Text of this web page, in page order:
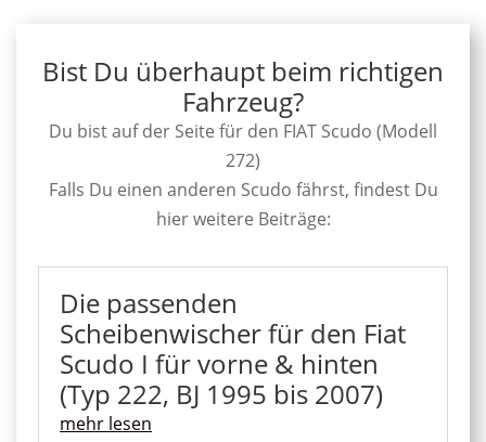
Bist Du überhaupt beim richtigen
Fahrzeug?
Du bist auf der Seite für den FIAT Scudo (Modell
272)
Falls Du einen anderen Scudo fährst, findest Du
hier weitere Beiträge:
Die passenden
Scheibenwischer für den Fiat
Scudo I für vorne & hinten
(Typ 222, BJ 1995 bis 2007)
mehr lesen